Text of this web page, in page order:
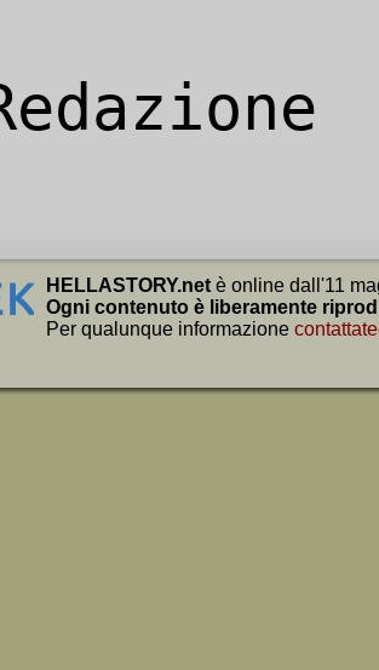
HELLASTORY.net è online dall'11
Ogni contenuto è liberamente
Per qualunque informazione